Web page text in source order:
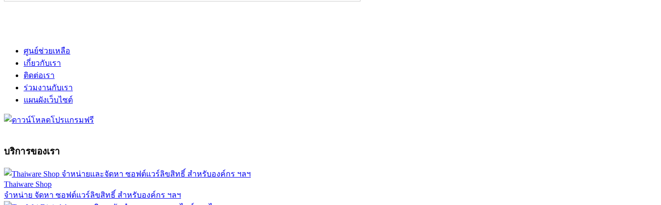
ศูนย์ช่วยเหลือ
เกี่ยวกับเรา
ติดต่อเรา
ร่วมงานกับเรา
แผนผังเว็บไซต์
บริการของเรา
Thaiware Shop
จำหน่าย จัดหา ซอฟต์แวร์ลิขสิทธิ์ สำหรับองค์กร ฯลฯ